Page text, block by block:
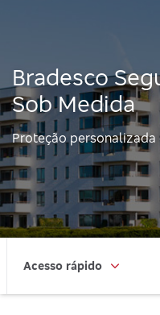
Bradesco
Sob Medida
Proteção
Acesso rápido